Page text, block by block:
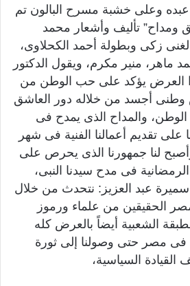
وعلى خشبة مسرح البالون تم
تأليف وأشعار محمد
زكى وبطولة أحمد الكحلاوى،
ماهر، منير مكرم، ويقول الدكتور
العرض يؤكد على حب الوطن من
وطنى أجسد من خلاله دور العاشق
والمداح الذى يمدح فى
على تقديم أعمالنا الفنية فى شهر
لنا جمهورنا الذى يحرص على
فى مدح سيدنا النبى،
سميرة عبد العزيز: نتحدث من خلال
الحقيقين من علماء ورموز
الشعبية أيضاً بالعرض كله
مصر حتى وصولنا إلى ثورة
القيادة السياسية،